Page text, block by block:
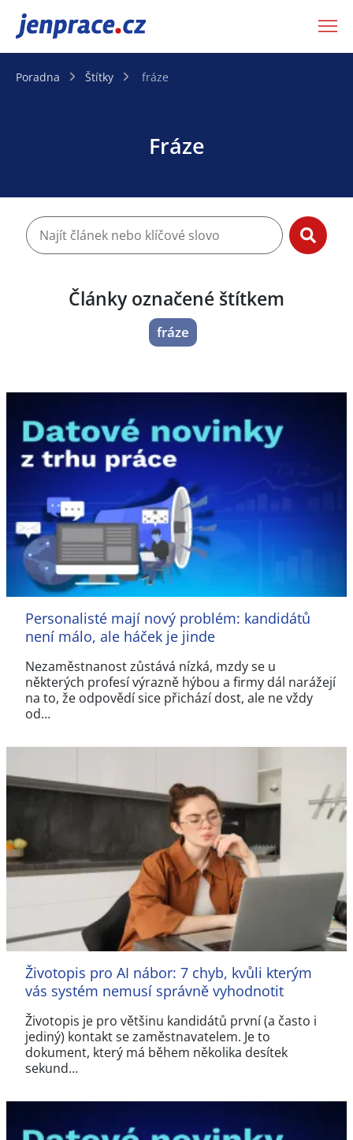
JenPráce.cz
Poradna Štítky fráze
Fráze
Články označené štítkem
fráze
Personalisté mají nový problém: kandidátů
není málo, ale háček je jinde
Nezaměstnanost zůstává nízká, mzdy se u
některých profesí výrazně hýbou a firmy dál narážejí
na to, že odpovědí sice přichází dost, ale ne vždy
od…
Životopis pro AI nábor: 7 chyb, kvůli kterým
vás systém nemusí správně vyhodnotit
Životopis je pro většinu kandidátů první (a často i
jediný) kontakt se zaměstnavatelem. Je to
dokument, který má během několika desítek
sekund…